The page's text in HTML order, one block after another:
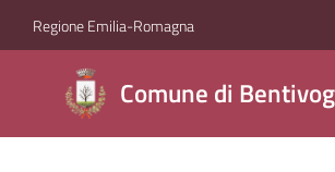
Vai al contenuto
Vai alla navigazione
Vai al footer
Regione Emilia-Romagna
Comune di
Comune di
Bentivoglio